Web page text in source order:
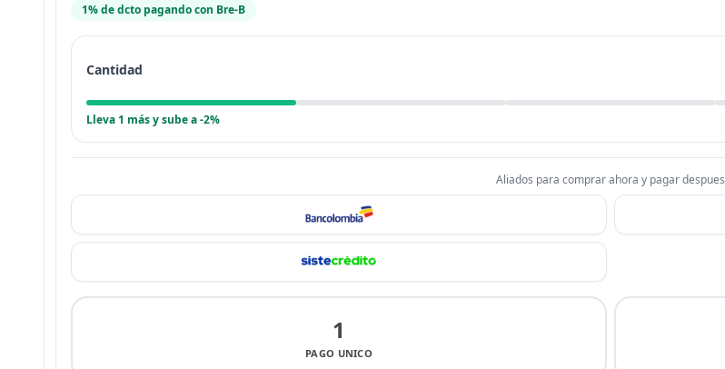
1% de dcto pagando con Bre-B
Cantidad
Lleva 1 más y sube a -2%
Aliados para comprar ahora y pagar despues
1
PAGO UNICO